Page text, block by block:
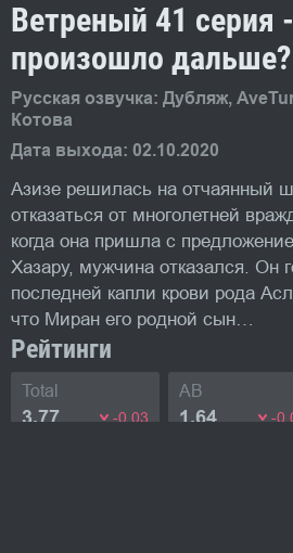
Ветреный 41 серия
произошло дальше?
Русская озвучка: Дубляж,
Котова
Дата выхода: 02.10.2020
Азизе решилась на отчаянный
отказаться от многолетней
когда она пришла с
Хазару, мужчина отказался. Он
последней капли крови рода
что Миран его родной сын…
Рейтинги
Total
3.77 -0.03
AB
1.64 -